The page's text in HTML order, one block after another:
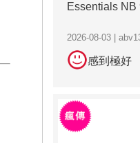
Essentials
2026-08-03 |
感到極好